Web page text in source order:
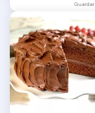
reseña
Guardar